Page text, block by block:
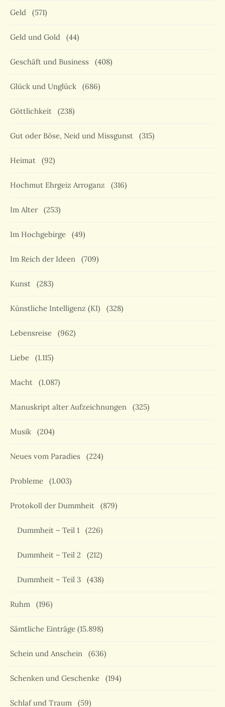
Geld (571)
Geld und Gold (44)
Geschäft und Business (408)
Glück und Unglück (686)
Göttlichkeit (238)
Gut oder Böse, Neid und Missgunst (315)
Heimat (92)
Hochmut Ehrgeiz Arroganz (316)
Im Alter (253)
Im Hochgebirge (49)
Im Reich der Ideen (709)
Kunst (283)
Künstliche Intelligenz (KI) (328)
Lebensreise (962)
Liebe (1.115)
Macht (1.087)
Manuskript alter Aufzeichnungen (325)
Musik (204)
Neues vom Paradies (224)
Probleme (1.003)
Protokoll der Dummheit (879)
Dummheit – Teil 1 (226)
Dummheit – Teil 2 (212)
Dummheit – Teil 3 (438)
Ruhm (196)
Sämtliche Einträge (15.898)
Schein und Anschein (636)
Schenken und Geschenke (194)
Schlaf und Traum (59)